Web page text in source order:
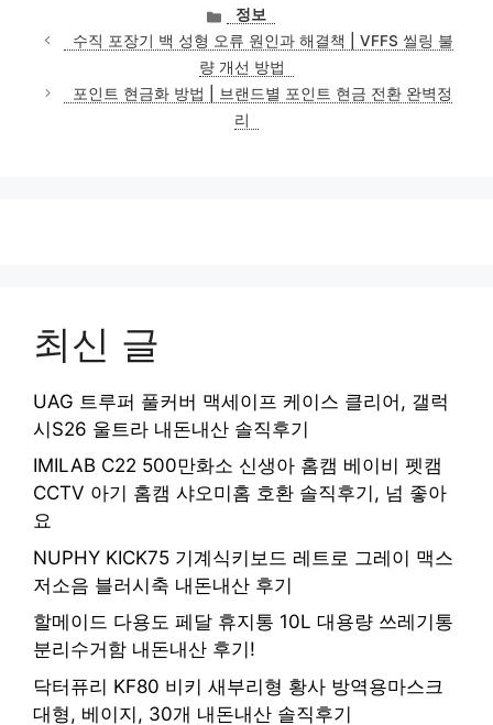
카
테
고
리
정보
수직 포장기 백 성형 오류 원인과 해결책 | VFFS 씰링 불
량 개선 방법
포인트 현금화 방법 | 브랜드별 포인트 현금 전환 완벽정
리
최신 글
UAG 트루퍼 풀커버 맥세이프 케이스 클리어, 갤럭
시S26 울트라 내돈내산 솔직후기
IMILAB C22 500만화소 신생아 홈캠 베이비 펫캠
CCTV 아기 홈캠 샤오미홈 호환 솔직후기, 넘 좋아
요
NUPHY KICK75 기계식키보드 레트로 그레이 맥스
저소음 블러시축 내돈내산 후기
할메이드 다용도 페달 휴지통 10L 대용량 쓰레기통
분리수거함 내돈내산 후기!
닥터퓨리 KF80 비키 새부리형 황사 방역용마스크
대형, 베이지, 30개 내돈내산 솔직후기